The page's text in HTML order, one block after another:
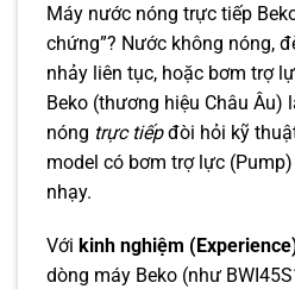
Máy nước nóng trực tiếp
chứng”? Nước không nóng,
nhảy liên tục, hoặc bơm trợ
Beko (thương hiệu Châu Âu)
nóng trực tiếpđòi hỏi kỹ
model có bơm trợ lực
nhạy.
Với kinh nghiệm
dòng máy Beko (như